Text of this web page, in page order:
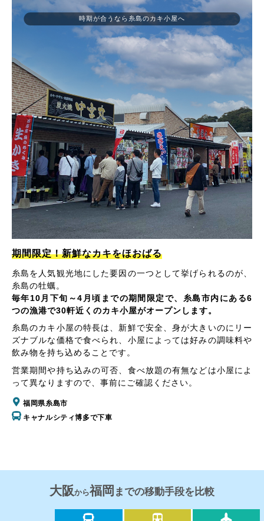
期間限定！新鮮なカキをほおばる
糸島を人気観光地にした要因の一つとして挙げられるのが、
糸島の牡蠣。
毎年10月下旬～4月頃までの期間限定で、糸島市内にある6
つの漁港で30軒近くのカキ小屋がオープンします。
糸島のカキ小屋の特長は、新鮮で安全、身が大きいのにリー
ズナブルな価格で食べられ、小屋によっては好みの調味料や
飲み物を持ち込めることです。
営業期間や持ち込みの可否、食べ放題の有無などは小屋によ
って異なりますので、事前にご確認ください。
福岡県糸島市
キャナルシティ博多で下車
時期が合うなら糸島のカキ小屋へ
大阪から福岡 までの移動手段を比較